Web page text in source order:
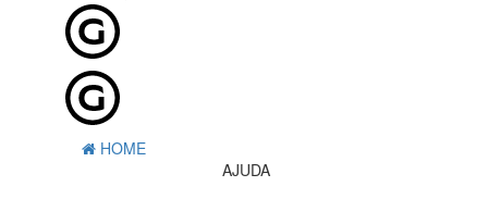
HOME
AJUDA